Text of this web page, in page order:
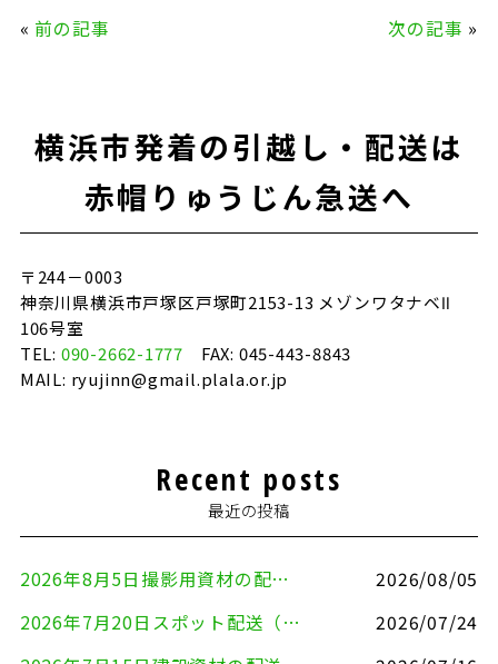
c
e
o
o
k
« 前の記事 次の記事 »
横浜市発着の引越し・配送は
赤帽りゅうじん急送へ
〒244－0003
神奈川県横浜市戸塚区戸塚町2153-13 メゾンワタナベⅡ
106号室
TEL: 090-2662-1777 FAX: 045-443-8843
MAIL: ryujinn@gmail.plala.or.jp
Recent posts
最近の投稿
2026年8月5日撮影用資材の配送（鎌倉市⇒港区）
2026/08/05
2026年7月20日スポット配送（横浜市金沢区⇒愛知県豊川市）
2026/07/24